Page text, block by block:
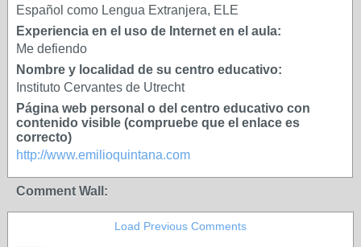
Español como Lengua Extranjera, ELE
Experiencia en el uso de Internet en el aula:
Me defiendo
Nombre y localidad de su centro educativo:
Instituto Cervantes de Utrecht
Página web personal o del centro educativo con
contenido visible (compruebe que el enlace es
correcto)
http://www.emilioquintana.com
Comment Wall:
Load Previous Comments